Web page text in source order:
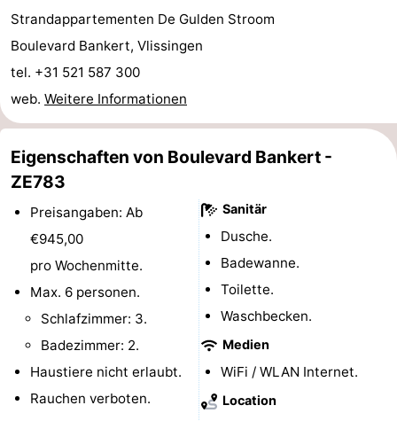
und
trinken
Einkaufen
Ausgehen
Ringstechen
Veranstaltungen
Praktisch
Forum
Route
-
Parken
Reisebuchshop
-
Fähre
Medizin
Strandappartementen De Gulden Stroom
Boulevard Bankert, Vlissingen
tel. +31 521 587 300
web. Weitere Informationen
Eigenschaften von Boulevard Bankert -
ZE783
Preisangaben: Ab
€945,00
pro Wochenmitte.
Max. 6 personen.
Schlafzimmer: 3.
Badezimmer: 2.
Haustiere nicht erlaubt.
Rauchen verboten.
Sanitär
Dusche.
Badewanne.
Toilette.
Waschbecken.
Medien
WiFi / WLAN Internet.
Location